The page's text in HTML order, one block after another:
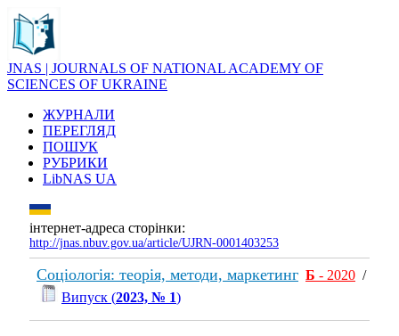
JNAS | JOURNALS OF NATIONAL ACADEMY OF
SCIENCES OF UKRAINE
ЖУРНАЛИ
ПЕРЕГЛЯД
ПОШУК
РУБРИКИ
LibNAS UA
інтернет-адреса сторінки:
http://jnas.nbuv.gov.ua/article/UJRN-0001403253
Соціологія: теорія, методи, маркетинг Б - 2020 /
Випуск (2023, № 1)